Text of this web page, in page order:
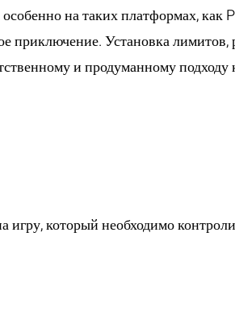
на таких платформах,
Установка лимитов,
и продуманному
который необходимо